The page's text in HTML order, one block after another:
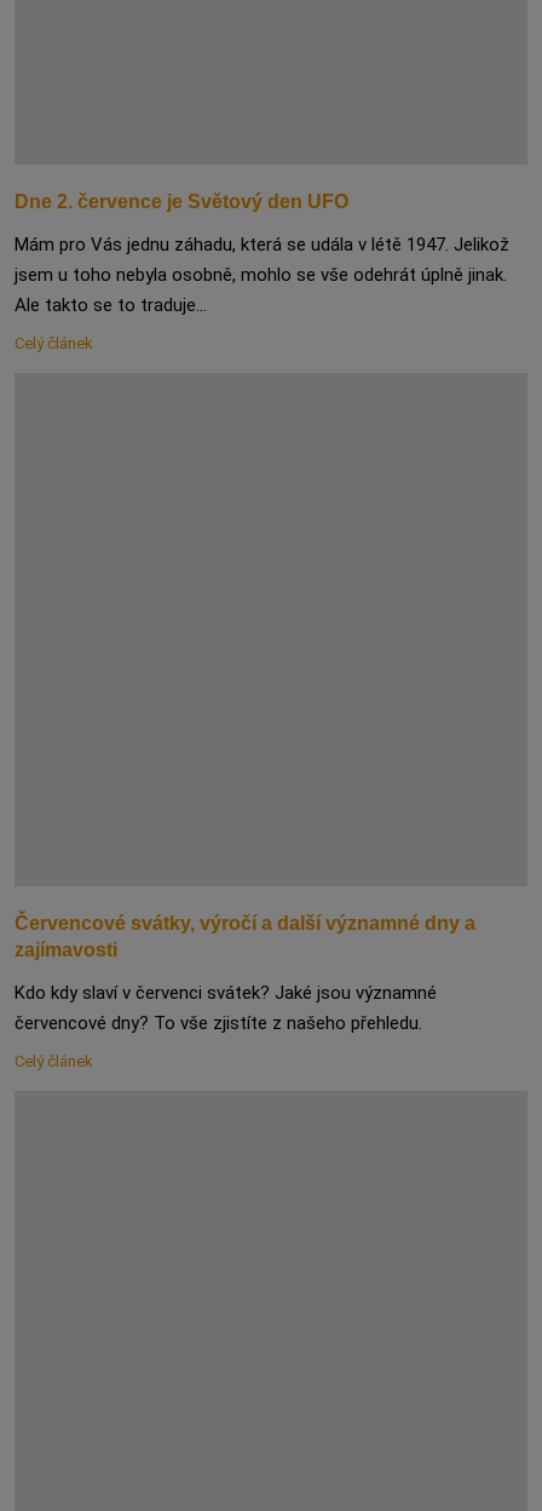
Dne 2. července je Světový den UFO
Mám pro Vás jednu záhadu, která se udála v létě 1947. Jelikož
jsem u toho nebyla osobně, mohlo se vše odehrát úplně jinak.
Ale takto se to traduje...
Celý článek
Červencové svátky, výročí a další významné dny a
zajímavosti
Kdo kdy slaví v červenci svátek? Jaké jsou významné
červencové dny? To vše zjistíte z našeho přehledu.
Celý článek